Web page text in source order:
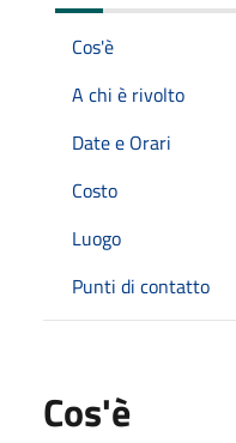
Cos'è
A chi è rivolto
Date e Orari
Costo
Luogo
Punti di contatto
Cos'è